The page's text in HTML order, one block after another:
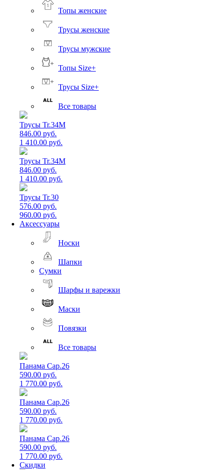
Топы женские
Трусы женские
Трусы мужские
Топы Size+
Трусы Size+
Все товары
Трусы Tr.34M
846.00 руб.
1 410.00 руб.
Трусы Tr.34M
846.00 руб.
1 410.00 руб.
Трусы Tr.30
576.00 руб.
960.00 руб.
Аксессуары
Носки
Шапки
Сумки
Шарфы и варежки
Маски
Повязки
Все товары
Панама Cap.26
590.00 руб.
1 770.00 руб.
Панама Cap.26
590.00 руб.
1 770.00 руб.
Панама Cap.26
590.00 руб.
1 770.00 руб.
Скидки